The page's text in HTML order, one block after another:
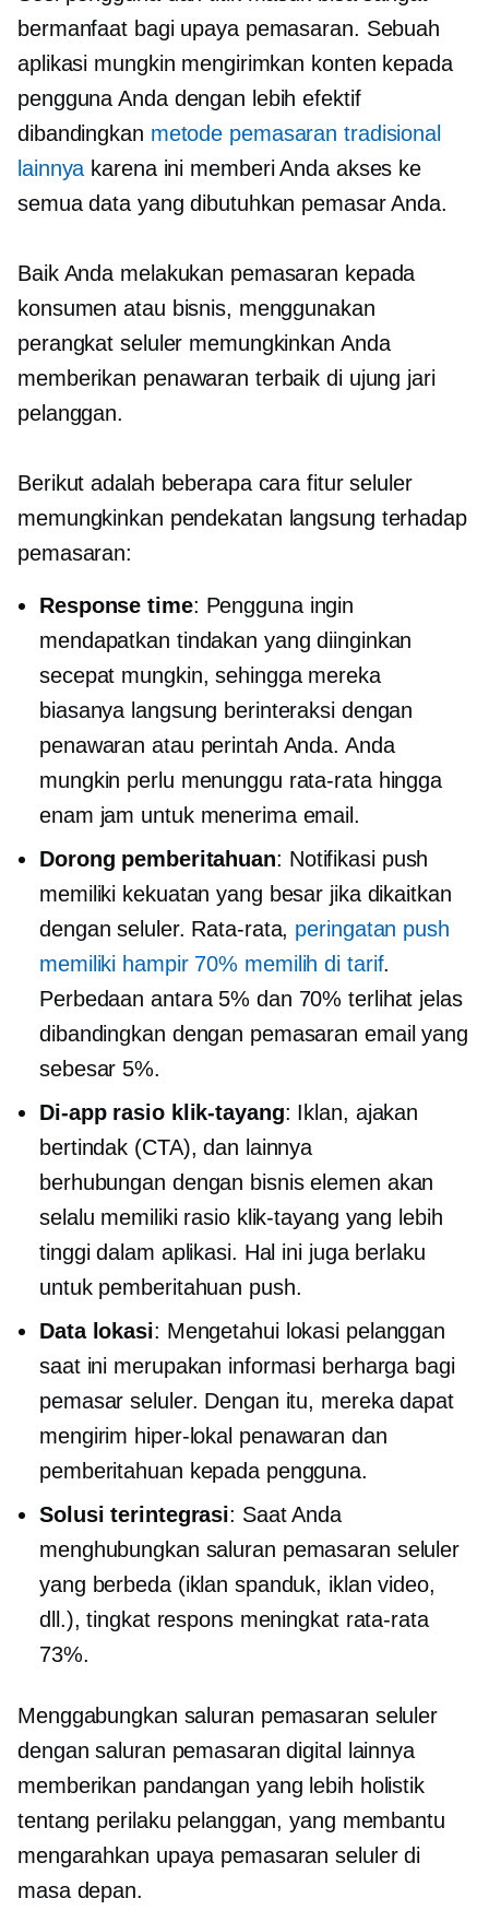
bermanfaat bagi upaya pemasaran. Sebuah
aplikasi mungkin mengirimkan konten kepada
pengguna Anda dengan lebih efektif
dibandingkan metode pemasaran tradisional
lainnya karena ini memberi Anda akses ke
semua data yang dibutuhkan pemasar Anda.
Baik Anda melakukan pemasaran kepada
konsumen atau bisnis, menggunakan
perangkat seluler memungkinkan Anda
memberikan penawaran terbaik di ujung jari
pelanggan.
Berikut adalah beberapa cara fitur seluler
memungkinkan pendekatan langsung terhadap
pemasaran:
Response time: Pengguna ingin
mendapatkan tindakan yang diinginkan
secepat mungkin, sehingga mereka
biasanya langsung berinteraksi dengan
penawaran atau perintah Anda. Anda
mungkin perlu menunggu rata-rata hingga
enam jam untuk menerima email.
Dorong pemberitahuan: Notifikasi push
memiliki kekuatan yang besar jika dikaitkan
dengan seluler. Rata-rata, peringatan push
memiliki hampir 70% memilih di tarif.
Perbedaan antara 5% dan 70% terlihat jelas
dibandingkan dengan pemasaran email yang
sebesar 5%.
Di-apprasio klik-tayang: Iklan, ajakan
bertindak (CTA), dan lainnya
berhubungan dengan bisniselemen akan
selalu memiliki rasio klik-tayang yang lebih
tinggi dalam aplikasi. Hal ini juga berlaku
untuk pemberitahuan push.
Data lokasi: Mengetahui lokasi pelanggan
saat ini merupakan informasi berharga bagi
pemasar seluler. Dengan itu, mereka dapat
mengirim hiper-lokal penawaran dan
pemberitahuan kepada pengguna.
Solusi terintegrasi: Saat Anda
menghubungkan saluran pemasaran seluler
yang berbeda (iklan spanduk, iklan video,
dll.), tingkat respons meningkat rata-rata
73%.
Menggabungkan saluran pemasaran seluler
dengan saluran pemasaran digital lainnya
memberikan pandangan yang lebih holistik
tentang perilaku pelanggan, yang membantu
mengarahkan upaya pemasaran seluler di
masa depan.